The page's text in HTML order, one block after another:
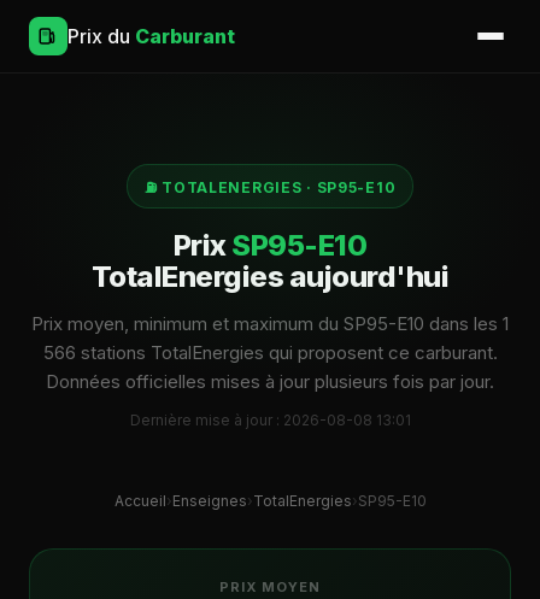
Prix du Carburant
⛽ TOTALENERGIES · SP95-E10
PrixSP95-E10
TotalEnergies aujourd'hui
Prix moyen, minimum et maximum du SP95-E10 dans les 1
566 stations TotalEnergies qui proposent ce carburant.
Données officielles mises à jour plusieurs fois par jour.
Dernière mise à jour : 2026-08-08 13:01
Accueil› Enseignes› TotalEnergies› SP95-E10
PRIX MOYEN